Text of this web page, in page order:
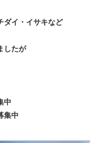
イ・イサキなど
したが
中
集中